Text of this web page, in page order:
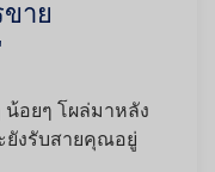
าย
น้อยๆ โผล่มาหลัง
ยังรับสายคุณอยู่